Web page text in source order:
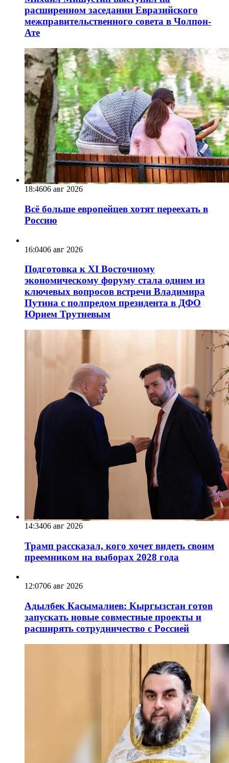
расширенном заседании Евразийского
межправительственного совета в Чолпон-
Ате
18:4606 авг 2026
Всё больше европейцев хотят переехать в
Россию
16:0406 авг 2026
Подготовка к XI Восточному
экономическому форуму стала одним из
ключевых вопросов встречи Владимира
Путина с полпредом президента в ДФО
Юрием Трутневым
14:3406 авг 2026
Трамп рассказал, кого хочет видеть своим
преемником на выборах 2028 года
12:0706 авг 2026
Адылбек Касымалиев: Кыргызстан готов
запускать новые совместные проекты и
расширять сотрудничество с Россией